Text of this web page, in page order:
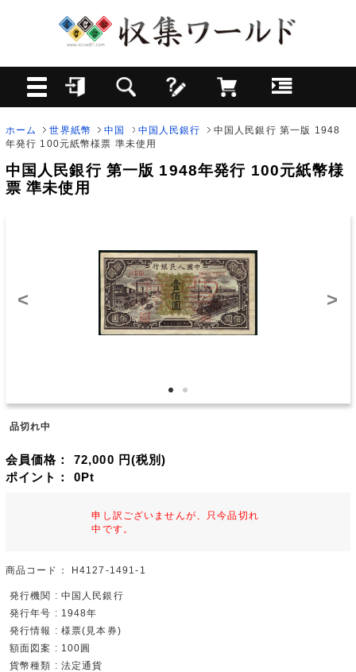
ホーム 世界紙幣 中国 中国人民銀行
中国人民銀行 第一版 1948
年発行 100元紙幣様票 準未使用
中国人民銀行 第一版 1948年発行 100元紙幣様
票 準未使用
< >
品切れ中
会員価格： 72,000 円(税別)
ポイント： 0Pt
申し訳ございませんが、只今品切れ
中です。
商品コード： H4127-1491-1
発行機関 : 中国人民銀行
発行年号 : 1948年
発行情報 : 様票(見本券)
額面図案 : 100圓
貨幣種類 : 法定通貨